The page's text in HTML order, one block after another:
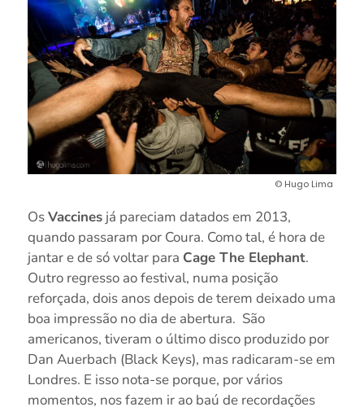
© Hugo Lima
OsVaccinesjá pareciam datados em 2013,
quando passaram por Coura. Como tal, é hora de
jantar e de só voltar para Cage The Elephant.
Outro regresso ao festival, numa posição
reforçada, dois anos depois de terem deixado uma
boa impressão no dia de abertura. São
americanos, tiveram o último disco produzido por
Dan Auerbach (Black Keys), mas radicaram-se em
Londres. E isso nota-se porque, por vários
momentos, nos fazem ir ao baú de recordações